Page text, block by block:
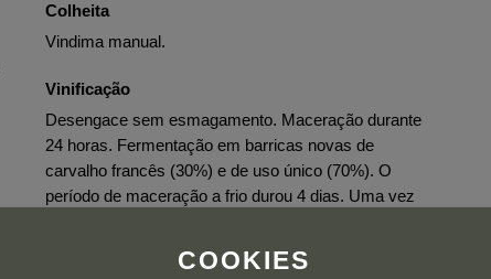
Colheita
Vindima manual.
Vinificação
Desengace sem esmagamento. Maceração durante
24 horas. Fermentação em barricas novas de
carvalho francês (30%) e de uso único (70%). O
período de maceração a frio durou 4 dias. Uma vez
COOKIES